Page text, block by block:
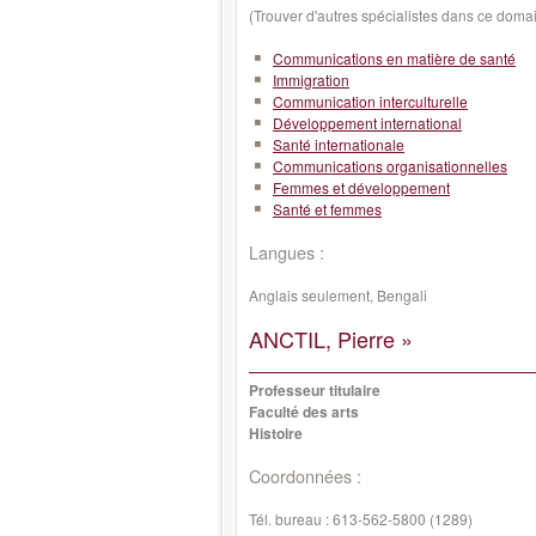
(Trouver d'autres spécialistes dans ce
Communications en matière de santé
Immigration
Communication interculturelle
Développement international
Santé internationale
Communications organisationnelles
Femmes et développement
Santé et femmes
Langues :
Anglais seulement, Bengali
ANCTIL, Pierre »
Professeur titulaire
Faculté des arts
Histoire
Coordonnées :
Tél. bureau :613-562-5800 (1289)